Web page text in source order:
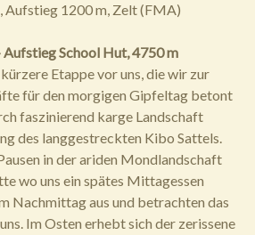
Aufstieg 1200 m, Zelt (FMA)
Aufstieg School Hut, 4750 m
Etappe vor uns, die wir zur
für den morgigen Gipfeltag betont
faszinierend karge Landschaft
des langgestreckten Kibo Sattels.
in der ariden Mondlandschaft
wo uns ein spätes Mittagessen
Nachmittag aus und betrachten das
Im Osten erhebt sich der zerissene